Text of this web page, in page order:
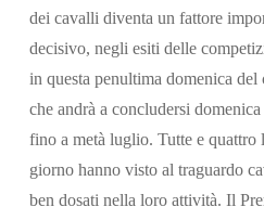
Cerca
dei cavalli diventa un fattore
decisivo, negli esiti delle
in questa penultima domenica
che andrà a concludersi
fino a metà luglio. Tutte e quattro
giorno hanno visto al traguardo
ben dosati nella loro attività. Il